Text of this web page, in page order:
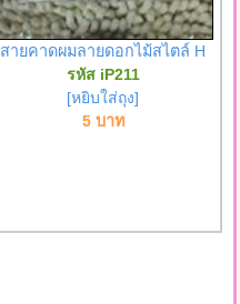
สายคาดผมลายดอกไม้สไตล์ H
รหัส iP211
[หยิบใส่ถุง]
5 บาท